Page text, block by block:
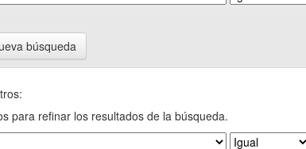
búsqueda
para refinar los resultados de la búsqueda.